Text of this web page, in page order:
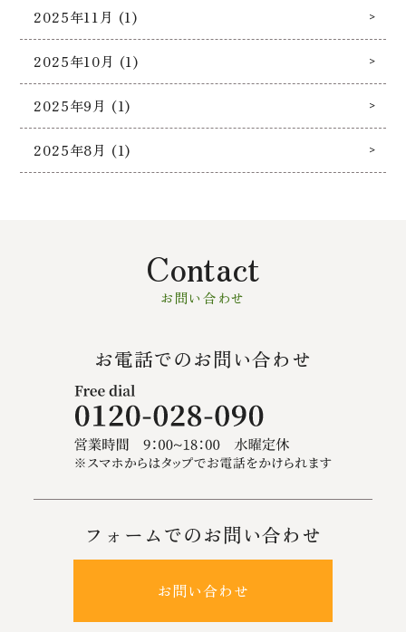
2025年11月 (1)
2025年10月 (1)
2025年9月 (1)
2025年8月 (1)
Contact
お問い合わせ
お電話でのお問い合わせ
フォームでのお問い合わせ
お問い合わせ